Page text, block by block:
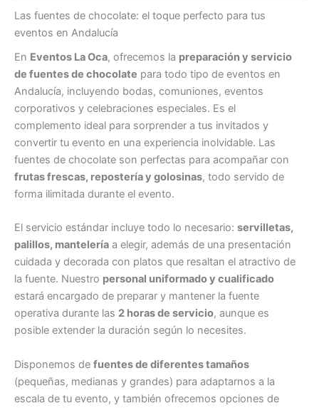
Las fuentes de chocolate: el toque perfecto para tus
eventos en Andalucía
En Eventos La Oca, ofrecemos la preparación y servicio
de fuentes de chocolate para todo tipo de eventos en
Andalucía, incluyendo bodas, comuniones, eventos
corporativos y celebraciones especiales. Es el
complemento ideal para sorprender a tus invitados y
convertir tu evento en una experiencia inolvidable. Las
fuentes de chocolate son perfectas para acompañar con
frutas frescas, repostería y golosinas, todo servido de
forma ilimitada durante el evento.
El servicio estándar incluye todo lo necesario: servilletas,
palillos, mantelería a elegir, además de una presentación
cuidada y decorada con platos que resaltan el atractivo de
la fuente. Nuestro personal uniformado y cualificado
estará encargado de preparar y mantener la fuente
operativa durante las 2 horas de servicio, aunque es
posible extender la duración según lo necesites.
Disponemos de fuentes de diferentes tamaños
(pequeñas, medianas y grandes) para adaptarnos a la
escala de tu evento, y también ofrecemos opciones de